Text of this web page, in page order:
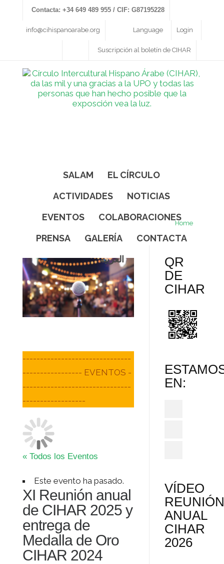
Contacta: +34 649 489 955 / CIF: G87195228
info@cihispanoarabe.org Login
Language
Suscripción al boletín de CIHAR
SALAM
EL CÍRCULO
ACTIVIDADES
NOTICIAS
EVENTOS
COLABORACIONES
PRENSA
GALERÍA
CONTACTA
العربيه
Home
-------------------------------
----------------- EVENTOS -
-------------------------------
------------------
« Todos los Eventos
Este evento ha pasado.
XI Reunión anual
de CIHAR 2025 y
entrega de
Medalla de Oro
CIHAR 2024
QR
DE
CIHAR
EN:
VÍDEO
ANUAL
CIHAR
2026